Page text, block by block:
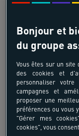
-10%
Bonjour et
du groupe
Vous êtes sur un site
des cookies et
personnaliser
campagnes et
proposer une
préférences ou vous
"Gérer mes
cookies", vous